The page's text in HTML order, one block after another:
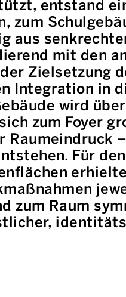
entstand
zum
aus
mit den
Zielsetzung
Integration in
wird
zum Foyer
Raumeindruck
Für
zum Raum